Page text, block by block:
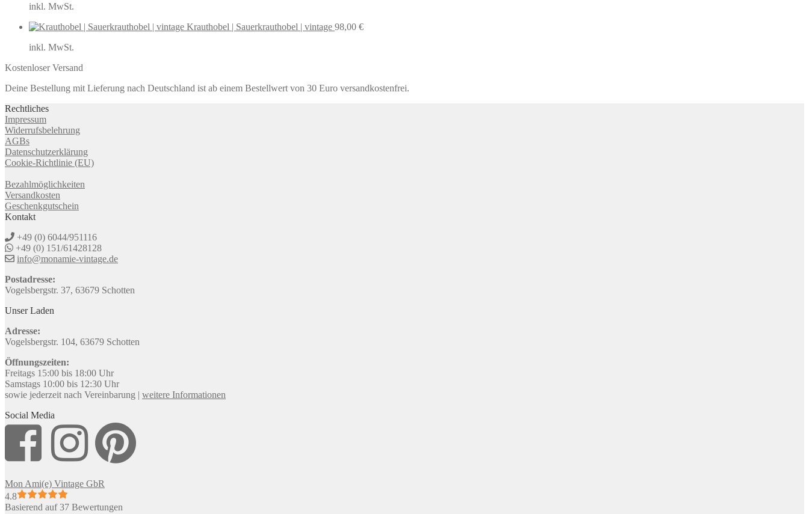
inkl. MwSt.
Krauthobel | Sauerkrauthobel | vintage 98,00 €
inkl. MwSt.
Kostenloser Versand
Deine Bestellung mit Lieferung nach Deutschland ist ab einem Bestellwert von 30 Euro versandkostenfrei.
Rechtliches
Impressum
Widerrufsbelehrung
AGBs
Datenschutzerklärung
Cookie-Richtlinie (EU)
Bezahlmöglichkeiten
Versandkosten
Geschenkgutschein
Kontakt
+49 (0) 6044/951116
+49 (0) 151/61428128
info@monamie-vintage.de
Postadresse:
Vogelsbergstr. 37, 63679 Schotten
Unser Laden
Adresse:
Vogelsbergstr. 104, 63679 Schotten
Öffnungszeiten:
Freitags 15:00 bis 18:00 Uhr
Samstags 10:00 bis 12:30 Uhr
sowie jederzeit nach Vereinbarung | weitere Informationen
Social Media
Mon Ami(e) Vintage GbR
4.8
Basierend auf 37 Bewertungen